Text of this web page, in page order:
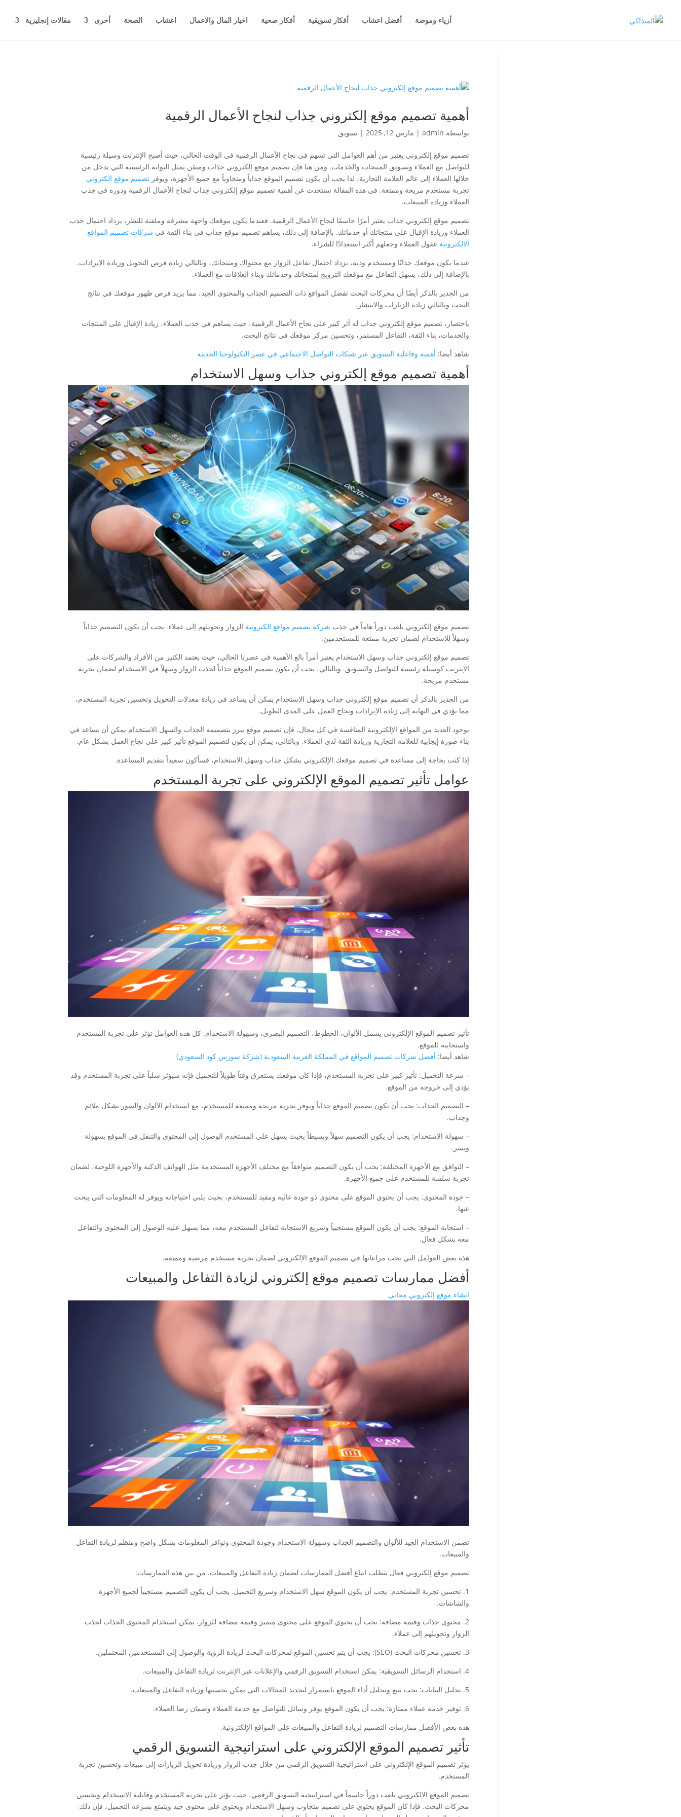
أزياء وموضة أفضل اعشاب أفكار تسويقية أفكار صحية اخبار المال والاعمال اعشاب الصحة أخرى مقالات إنجليزية
أهمية تصميم موقع إلكتروني جذاب لنجاح الأعمال الرقمية
بواسطة admin
| مارس 12, 2025 | تسويق
تصميم موقع إلكتروني يعتبر من أهم العوامل التي تسهم في نجاح الأعمال الرقمية في الوقت الحالي، حيث أصبح الإنترنت وسيلة رئيسية
للتواصل مع العملاء وتسويق المنتجات والخدمات. ومن هنا فإن تصميم موقع إلكتروني جذاب ومتقن يمثل البوابة الرئيسية التي يدخل من
خلالها العملاء إلى عالم العلامة التجارية، لذا يجب أن يكون تصميم الموقع جذاباً ومتجاوباً مع جميع الأجهزة، ويوفر تصميم موقع الكتروني
تجربة مستخدم مريحة وممتعة. في هذه المقالة سنتحدث عن أهمية تصميم موقع إلكتروني جذاب لنجاح الأعمال الرقمية ودوره في جذب
العملاء وزيادة المبيعات.
تصميم موقع إلكتروني جذاب يعتبر أمرًا حاسمًا لنجاح الأعمال الرقمية. فعندما يكون موقعك واجهة مشرفة وملفتة للنظر، يزداد احتمال جذب
العملاء وزيادة الإقبال على منتجاتك أو خدماتك. بالإضافة إلى ذلك، يساهم تصميم موقع جذاب في بناء الثقة في شركات تصميم المواقع
الالكترونية عقول العملاء وجعلهم أكثر استعدادًا للشراء.
عندما يكون موقعك جذابًا ومستخدم ودية، يزداد احتمال تفاعل الزوار مع محتواك ومنتجاتك، وبالتالي زيادة فرص التحويل وزيادة الإيرادات.
بالإضافة إلى ذلك، يسهل التفاعل مع موقعك الترويج لمنتجاتك وخدماتك وبناء العلاقات مع العملاء.
من الجدير بالذكر أيضًا أن محركات البحث تفضل المواقع ذات التصميم الجذاب والمحتوى الجيد، مما يزيد فرص ظهور موقعك في نتائج
البحث وبالتالي زيادة الزيارات والانتشار.
باختصار، تصميم موقع إلكتروني جذاب له أثر كبير على نجاح الأعمال الرقمية، حيث يساهم في جذب العملاء، زيادة الإقبال على المنتجات
والخدمات، بناء الثقة، التفاعل المستمر، وتحسين مركز موقعك في نتائج البحث.
شاهد أيضا: أهمية وفاعلية التسويق عبر شبكات التواصل الاجتماعي في عصر التكنولوجيا الحديثة
أهمية تصميم موقع إلكتروني جذاب وسهل الاستخدام
تصميم موقع إلكتروني يلعب دوراً هاماً في جذب شركة تصميم مواقع الكترونية الزوار وتحويلهم إلى عملاء. يجب أن يكون التصميم جذاباً
وسهلاً للاستخدام لضمان تجربة ممتعة للمستخدمين.
تصميم موقع إلكتروني جذاب وسهل الاستخدام يعتبر أمراً بالغ الأهمية في عصرنا الحالي، حيث يعتمد الكثير من الأفراد والشركات على
الإنترنت كوسيلة رئيسية للتواصل والتسويق. وبالتالي، يجب أن يكون تصميم الموقع جذاباً لجذب الزوار وسهلاً في الاستخدام لضمان تجربة
مستخدم مريحة.
من الجدير بالذكر أن تصميم موقع إلكتروني جذاب وسهل الاستخدام يمكن أن يساعد في زيادة معدلات التحويل وتحسين تجربة المستخدم،
مما يؤدي في النهاية إلى زيادة الإيرادات ونجاح العمل على المدى الطويل.
بوجود العديد من المواقع الإلكترونية المنافسة في كل مجال، فإن تصميم موقع يبرز بتصميمه الجذاب والسهل الاستخدام يمكن أن يساعد في
بناء صورة إيجابية للعلامة التجارية وزيادة الثقة لدى العملاء. وبالتالي، يمكن أن يكون لتصميم الموقع تأثير كبير على نجاح العمل بشكل عام.
إذا كنت بحاجة إلى مساعدة في تصميم موقعك الإلكتروني بشكل جذاب وسهل الاستخدام، فسأكون سعيداً بتقديم المساعدة.
عوامل تأثير تصميم الموقع الإلكتروني على تجربة المستخدم
تأثير تصميم الموقع الإلكتروني يشمل الألوان، الخطوط، التصميم البصري، وسهولة الاستخدام. كل هذه العوامل تؤثر على تجربة المستخدم
واستجابته للموقع.
شاهد أيضا: أفضل شركات تصميم المواقع في المملكة العربية السعودية (شركة سورس كود السعودي)
– سرعة التحميل: تأثير كبير على تجربة المستخدم، فإذا كان موقعك يستغرق وقتاً طويلاً للتحميل فإنه سيؤثر سلباً على تجربة المستخدم وقد
يؤدي إلى خروجه من الموقع.
– التصميم الجذاب: يجب أن يكون تصميم الموقع جذاباً ويوفر تجربة مريحة وممتعة للمستخدم، مع استخدام الألوان والصور بشكل ملائم
وجذاب.
– سهولة الاستخدام: يجب أن يكون التصميم سهلاً وبسيطاً بحيث يسهل على المستخدم الوصول إلى المحتوى والتنقل في الموقع بسهولة
ويسر.
– التوافق مع الأجهزة المختلفة: يجب أن يكون التصميم متوافقاً مع مختلف الأجهزة المستخدمة مثل الهواتف الذكية والأجهزة اللوحية، لضمان
تجربة سلسة للمستخدم على جميع الأجهزة.
– جودة المحتوى: يجب أن يحتوي الموقع على محتوى ذو جودة عالية ومفيد للمستخدم، بحيث يلبي احتياجاته ويوفر له المعلومات التي يبحث
عنها.
– استجابة الموقع: يجب أن يكون الموقع مستجيباً وسريع الاستجابة لتفاعل المستخدم معه، مما يسهل عليه الوصول إلى المحتوى والتفاعل
معه بشكل فعال.
هذه بعض العوامل التي يجب مراعاتها في تصميم الموقع الإلكتروني لضمان تجربة مستخدم مرضية وممتعة.
أفضل ممارسات تصميم موقع إلكتروني لزيادة التفاعل والمبيعات
انشاء موقع إلكتروني مجاني
تضمن الاستخدام الجيد للألوان والتصميم الجذاب وسهولة الاستخدام وجودة المحتوى وتوافر المعلومات بشكل واضح ومنظم لزيادة التفاعل
والمبيعات.
تصميم موقع إلكتروني فعال يتطلب اتباع أفضل الممارسات لضمان زيادة التفاعل والمبيعات. من بين هذه الممارسات:
1. تحسين تجربة المستخدم: يجب أن يكون الموقع سهل الاستخدام وسريع التحميل. يجب أن يكون التصميم مستجيباً لجميع الأجهزة
والشاشات.
2. محتوى جذاب وقيمة مضافة: يجب أن يحتوي الموقع على محتوى متميز وقيمة مضافة للزوار. يمكن استخدام المحتوى الجذاب لجذب
الزوار وتحويلهم إلى عملاء.
3. تحسين محركات البحث (SEO): يجب أن يتم تحسين الموقع لمحركات البحث لزيادة الرؤية والوصول إلى المستخدمين المحتملين.
4. استخدام الرسائل التسويقية: يمكن استخدام التسويق الرقمي والإعلانات عبر الإنترنت لزيادة التفاعل والمبيعات.
5. تحليل البيانات: يجب تتبع وتحليل أداء الموقع باستمرار لتحديد المجالات التي يمكن تحسينها وزيادة التفاعل والمبيعات.
6. توفير خدمة عملاء ممتازة: يجب أن يكون الموقع يوفر وسائل للتواصل مع خدمة العملاء وضمان رضا العملاء.
هذه بعض الأفضل ممارسات التصميم لزيادة التفاعل والمبيعات على المواقع الإلكترونية.
تأثير تصميم الموقع الإلكتروني على استراتيجية التسويق الرقمي
يؤثر تصميم الموقع الإلكتروني على استراتيجية التسويق الرقمي من خلال جذب الزوار وزيادة تحويل الزيارات إلى مبيعات وتحسين تجربة
المستخدم.
تصميم الموقع الإلكتروني يلعب دوراً حاسماً في استراتيجية التسويق الرقمي، حيث يؤثر على تجربة المستخدم وقابلية الاستخدام وتحسين
محركات البحث. فإذا كان الموقع يحتوي على تصميم متجاوب وسهل الاستخدام ويحتوي على محتوى جيد ويتمتع بسرعة التحميل، فإن ذلك